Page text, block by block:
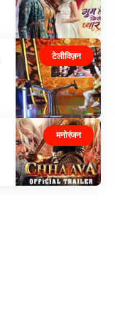
टेलीविज़न
मनोरंजन